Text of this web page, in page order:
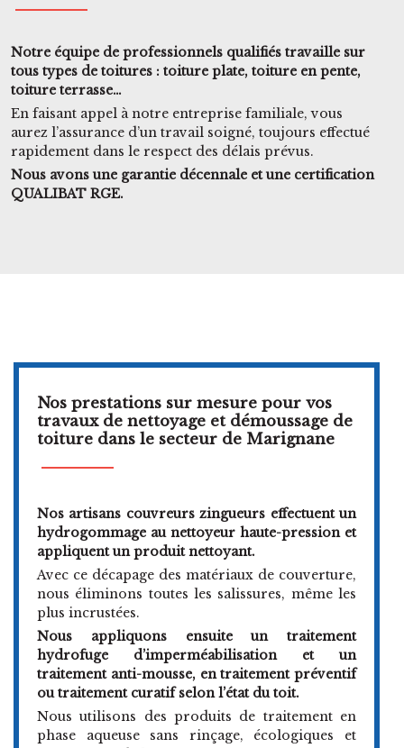
Notre équipe de professionnels qualifiés travaille sur
tous types de toitures : toiture plate, toiture en pente,
toiture terrasse…
En faisant appel à notre entreprise familiale, vous
aurez l’assurance d’un travail soigné, toujours effectué
rapidement dans le respect des délais prévus.
Nous avons une garantie décennale et une certification
QUALIBAT RGE.
Nos prestations sur mesure pour vos
travaux de nettoyage et démoussage de
toiture dans le secteur de Marignane
Nos artisans couvreurs zingueurs effectuent un
hydrogommage au nettoyeur haute-pression et
appliquent un produit nettoyant.
Avec ce décapage des matériaux de couverture,
nous éliminons toutes les salissures, même les
plus incrustées.
Nous appliquons ensuite un traitement
hydrofuge d’imperméabilisation et un
traitement anti-mousse, en traitement préventif
ou traitement curatif selon l’état du toit.
Nous utilisons des produits de traitement en
phase aqueuse sans rinçage, écologiques et